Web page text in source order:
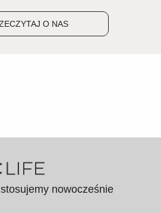
O NAS
nowocześnie